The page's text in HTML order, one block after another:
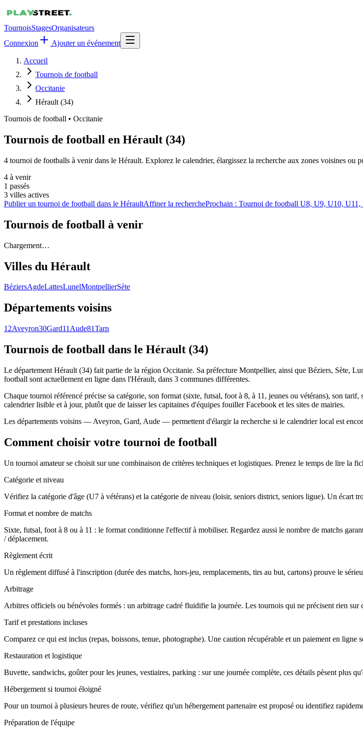
TournoisStagesOrganisateurs
Connexion
Ajouter un événement
Accueil
Tournois de football
Occitanie
Hérault (34)
Tournois de football • Occitanie
Tournois de football en Hérault (34)
4 tournoi de footballs à venir dans le Hérault. Explorez le calendrier, élargissez la recherche aux zones voisines
4 à venir
1 passés
3 villes actives
Publier un tournoi de football dans le HéraultAffiner la rechercheProchain : Tournoi de football U8, U9, U10, U11,
Tournois de football à venir
Chargement…
Villes du Hérault
BéziersAgdeLattesLunelMontpellierSète
Départements voisins
12Aveyron30Gard11 Aude81Tarn
Tournois de football dans le Hérault (34)
Le département Hérault (34) fait partie de la région Occitanie. Sa préfecture Montpellier, ainsi que Béziers, Sète,
football sont actuellement en ligne dans l'Hérault, dans 3 communes différentes.
Chaque tournoi référencé précise sa catégorie, son format (sixte, futsal, foot à 8, à 11, jeunes ou vétérans), son
calendrier lisible et à jour, plutôt que de laisser les capitaines d'équipes fouiller Facebook et les sites de mairies.
Les départements voisins — Aveyron, Gard, Aude — permettent d'élargir la recherche si le calendrier local est
Comment choisir votre tournoi de football
Un tournoi amateur se choisit sur une combinaison de critères techniques et logistiques. Prenez le temps de lire la
Catégorie et niveau
Vérifiez la catégorie d'âge (U7 à vétérans) et la catégorie de niveau (loisir, seniors district, seniors ligue). Un écart
Format et nombre de matchs
Sixte, futsal, foot à 8 ou à 11 : le format conditionne l'effectif à mobiliser. Regardez aussi le nombre de matchs
/ déplacement.
Règlement écrit
Un règlement diffusé à l'inscription (durée des matchs, hors-jeu, remplacements, tirs au but, cartons) prouve le
Arbitrage
Arbitres officiels ou bénévoles formés : un arbitrage cadré fluidifie la journée. Les tournois qui ne précisent rien sur
Tarif et prestations incluses
Comparez ce qui est inclus (repas, boissons, tenue, photographe). Une caution récupérable et un paiement en ligne
Restauration et logistique
Buvette, sandwichs, goûter pour les jeunes, vestiaires, parking : sur une journée complète, ces détails pèsent plus
Hébergement si tournoi éloigné
Pour un tournoi à plusieurs heures de route, vérifiez qu'un hébergement partenaire est proposé ou identifiez
Préparation de l'équipe